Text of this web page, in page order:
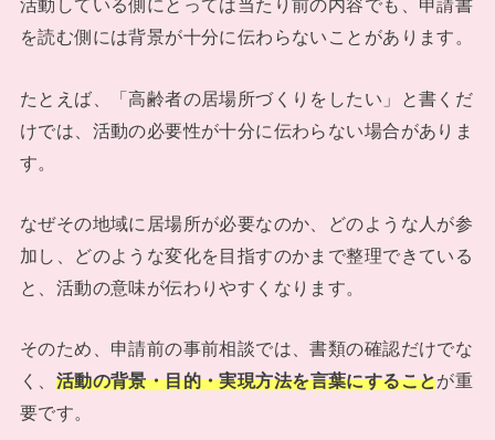
を読む側には背景が十分に伝わらないことがあります。
たとえば、「高齢者の居場所づくりをしたい」と書くだ
けでは、活動の必要性が十分に伝わらない場合がありま
す。
なぜその地域に居場所が必要なのか、どのような人が参
加し、どのような変化を目指すのかまで整理できている
と、活動の意味が伝わりやすくなります。
そのため、申請前の事前相談では、書類の確認だけでな
く、 活動の背景・目的・実現方法を言葉にすることが重
要です。